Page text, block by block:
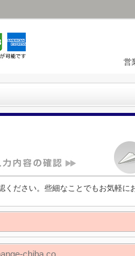
営
ください。些細なことでもお気軽に